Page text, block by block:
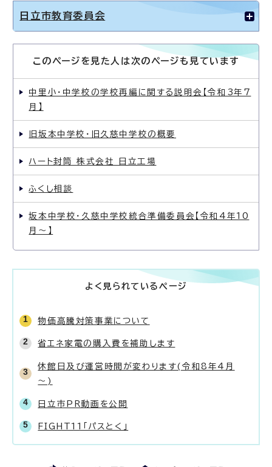
日立市教育委員会
このページを見た人は次のページも見ています
中里小・中学校の学校再編に関する説明会【令和3年7
月】
旧坂本中学校・旧久慈中学校の概要
ハート封筒 株式会社 日立工場
ふくし相談
坂本中学校・久慈中学校統合準備委員会【令和4年10
月〜】
よく見られているページ
物価高騰対策事業について
省エネ家電の購入費を補助します
休館日及び運営時間が変わります(令和8年4月
～)
日立市PR動画を公開
FIGHT11「パスとく」